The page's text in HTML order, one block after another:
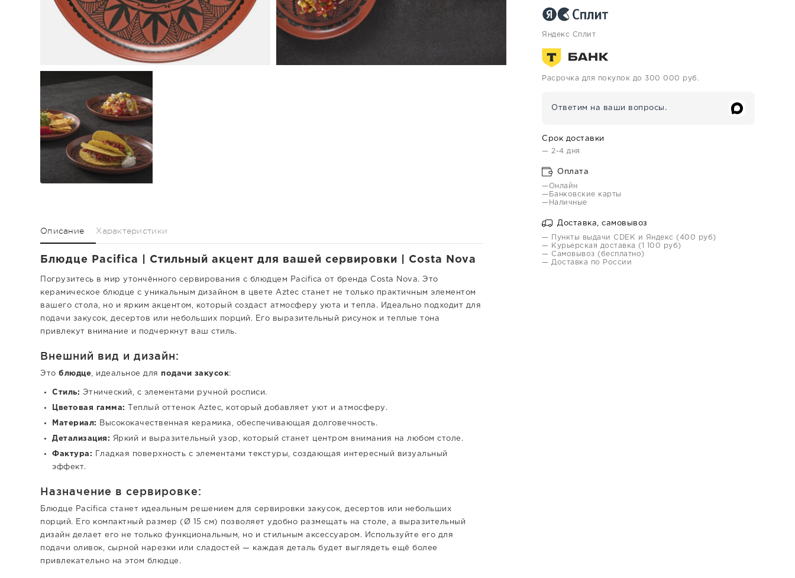
Яндекс Сплит
Расрочка для покупок до 300 000 руб.
Ответим на ваши вопросы.
Срок доставки
— 2-4 дня
Оплата
—Онлайн
—Банковские карты
—Наличные
Доставка, самовывоз
— Пункты выдачи CDEK и Яндекс (400 руб)
— Курьерская доставка (1 100 руб)
— Самовывоз (бесплатно)
— Доставка по России
Описание Характеристики
Блюдце Pacifica | Стильный акцент для вашей сервировки | Costa Nova
Погрузитесь в мир утончённого сервирования с блюдцем Pacifica от бренда Costa Nova. Это
керамическое блюдце с уникальным дизайном в цвете Aztec станет не только практичным элементом
вашего стола, но и ярким акцентом, который создаст атмосферу уюта и тепла. Идеально подходит для
подачи закусок, десертов или небольших порций. Его выразительный рисунок и теплые тона
привлекут внимание и подчеркнут ваш стиль.
Внешний вид и дизайн:
Это блюдце , идеальное для подачи закусок:
Стиль: Этнический, с элементами ручной росписи.
Цветовая гамма: Теплый оттенок Aztec, который добавляет уют и атмосферу.
Материал: Высококачественная керамика, обеспечивающая долговечность.
Детализация: Яркий и выразительный узор, который станет центром внимания на любом столе.
Фактура: Гладкая поверхность с элементами текстуры, создающая интересный визуальный
эффект.
Назначение в сервировке:
Блюдце Pacifica станет идеальным решением для сервировки закусок, десертов или небольших
порций. Его компактный размер (Ø 15 см) позволяет удобно размещать на столе, а выразительный
дизайн делает его не только функциональным, но и стильным аксессуаром. Используйте его для
подачи оливок, сырной нарезки или сладостей — каждая деталь будет выглядеть ещё более
привлекательно на этом блюдце.